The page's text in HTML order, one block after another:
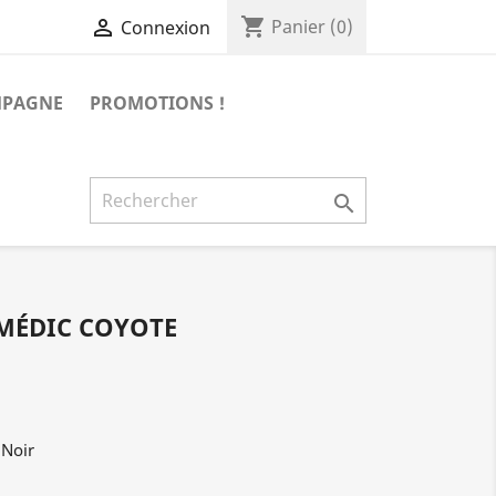
 Connexion shopping_cart Panier (0)
PROMOTIONS !

COYOTE
Noir